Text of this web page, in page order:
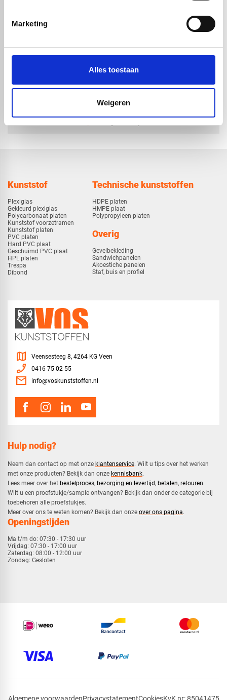
Marketing
Alles toestaan
Weigeren
geadoniseerde look |
€ 630,34
geadoniseerde look |
satijn bruin | 3050 x
€ 474,70
€ 750,-
check_circleKlanten geven Vos Kunststoffen een9,0/10na2663 beoordelingen
check_circle
Kunststof
Plexiglas
Gekleurd plexiglas
Polycarbonaat platen
Kunststof voorzetramen
Kunststof platen
PVC platen
Hard PVC plaat
Geschuimd PVC plaat
HPL platen
Trespa
Dibond
Technische kunststoffen
HDPE platen
HMPE plaat
Polypropyleen platen
Overig
Gevelbekleding
Sandwichpanelen
Akoestiche panelen
Staf, buis en profiel
Hulp nodig?
Neem dan contact op met onze klantenservice. Wilt u tips over het werken
met onze producten? Bekijk dan onze kennisbank.
​Lees meer over het bestelproces, bezorging en levertijd, betalen, retouren.​
​Wilt u een proefstukje/sample ontvangen? Bekijk dan onder de categorie bij
toebehoren alle proefstukjes.
​​Meer over ons te weten komen? Bekijk dan onze over ons pagina.
Openingstijden
Ma t/m do: 07:30 - 17:30 uur
Vrijdag: 07:30 - 17:00 uur
Zaterdag: 08:00 - 12:00 uur
Zondag: Gesloten
map Veensesteeg 8, 4264 KG Veen
phone_enabled 0416 75 02 55
mail info@voskunststoffen.nl
Algemene voorwaardenPrivacystatementCookies